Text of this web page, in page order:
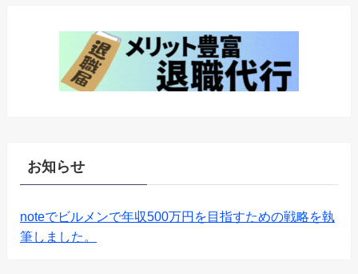
お知らせ
noteでビルメンで年収500万円を目指すための戦略を執
筆しました。